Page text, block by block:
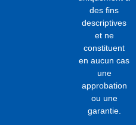
des fins
descriptives
et ne
constituent
en aucun cas
une
approbation
ou une
garantie.